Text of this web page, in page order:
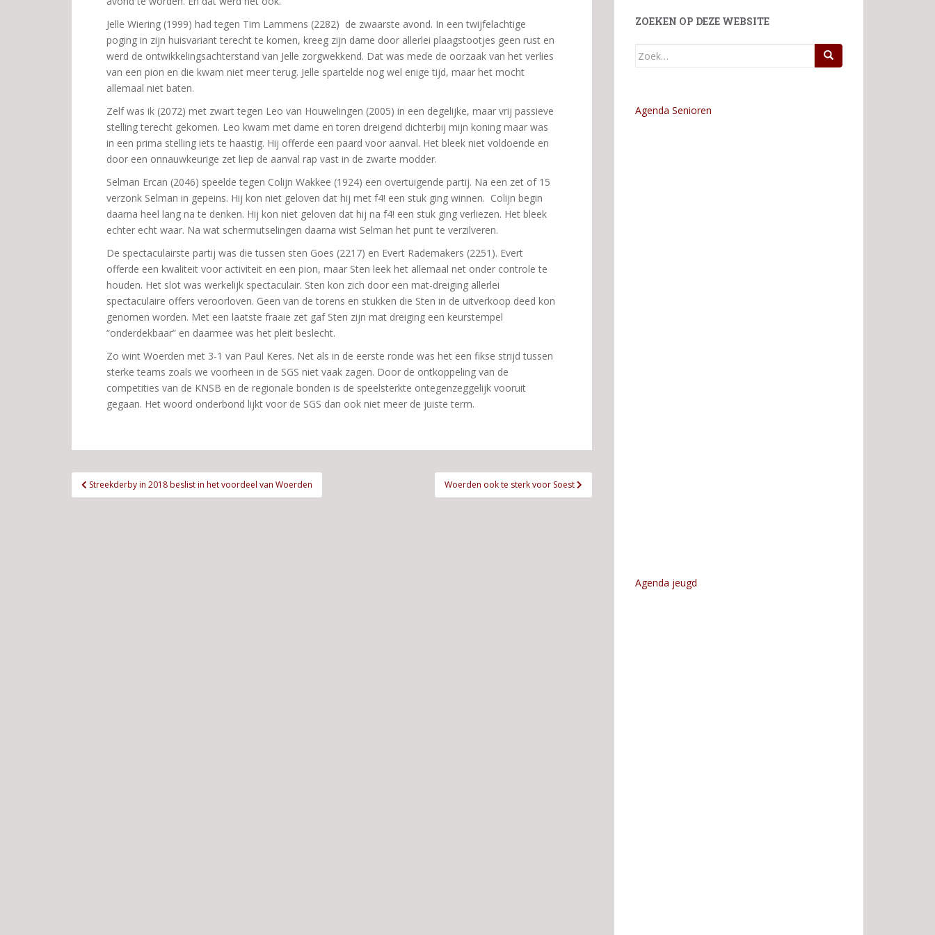
Jelle Wiering (1999) had tegen Tim Lammens (2282) de zwaarste avond. In een twijfelachtige
poging in zijn huisvariant terecht te komen, kreeg zijn dame door allerlei plaagstootjes geen rust en
werd de ontwikkelingsachterstand van Jelle zorgwekkend. Dat was mede de oorzaak van het verlies
van een pion en die kwam niet meer terug. Jelle spartelde nog wel enige tijd, maar het mocht
allemaal niet baten.
Zelf was ik (2072) met zwart tegen Leo van Houwelingen (2005) in een degelijke, maar vrij passieve
stelling terecht gekomen. Leo kwam met dame en toren dreigend dichterbij mijn koning maar was
in een prima stelling iets te haastig. Hij offerde een paard voor aanval. Het bleek niet voldoende en
door een onnauwkeurige zet liep de aanval rap vast in de zwarte modder.
Selman Ercan (2046) speelde tegen Colijn Wakkee (1924) een overtuigende partij. Na een zet of 15
verzonk Selman in gepeins. Hij kon niet geloven dat hij met f4! een stuk ging winnen. Colijn begin
daarna heel lang na te denken. Hij kon niet geloven dat hij na f4! een stuk ging verliezen. Het bleek
echter echt waar. Na wat schermutselingen daarna wist Selman het punt te verzilveren.
De spectaculairste partij was die tussen sten Goes (2217) en Evert Rademakers (2251). Evert
offerde een kwaliteit voor activiteit en een pion, maar Sten leek het allemaal net onder controle te
houden. Het slot was werkelijk spectaculair. Sten kon zich door een mat-dreiging allerlei
spectaculaire offers veroorloven. Geen van de torens en stukken die Sten in de uitverkoop deed kon
genomen worden. Met een laatste fraaie zet gaf Sten zijn mat dreiging een keurstempel
“onderdekbaar” en daarmee was het pleit beslecht.
Zo wint Woerden met 3-1 van Paul Keres. Net als in de eerste ronde was het een fikse strijd tussen
sterke teams zoals we voorheen in de SGS niet vaak zagen. Door de ontkoppeling van de
competities van de KNSB en de regionale bonden is de speelsterkte ontegenzeggelijk vooruit
gegaan. Het woord onderbond lijkt voor de SGS dan ook niet meer de juiste term.
Bericht
navigatie
Streekderby in 2018 beslist in het voordeel van Woerden Woerden ook te sterk voor Soest
ZOEKEN OP DEZE WEBSITE
Zoek
Agenda Senioren
Agenda jeugd